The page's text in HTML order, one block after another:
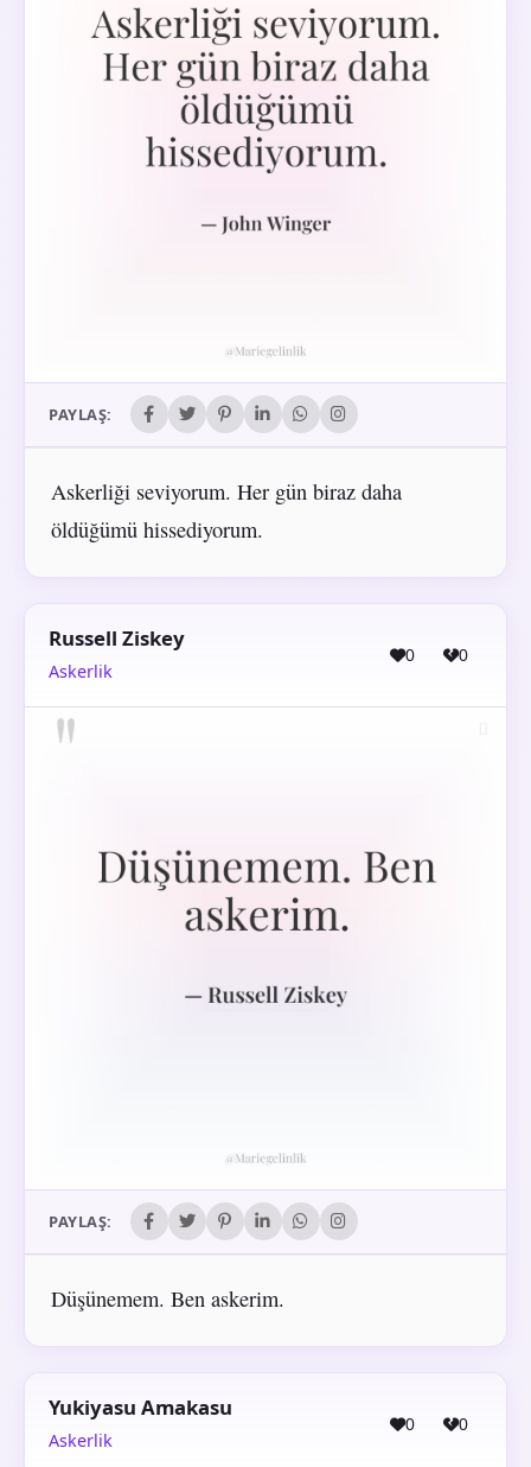
PAYLAŞ:
Askerliği seviyorum. Her gün biraz daha
öldüğümü hissediyorum.
Russell Ziskey
Askerlik
0 0
PAYLAŞ:
Düşünemem. Ben askerim.
Yukiyasu Amakasu
Askerlik
0 0